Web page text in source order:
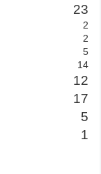
23
2
2
5
14
12
17
5
1